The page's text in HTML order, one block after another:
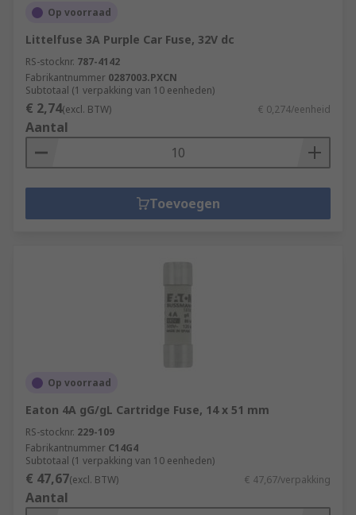
Op voorraad
Littelfuse 3A Purple Car Fuse, 32V dc
RS-stocknr. 787-4142
Fabrikantnummer 0287003.PXCN
Subtotaal (1 verpakking van 10 eenheden)
€ 2,74(excl. BTW) € 0,274/eenheid
Aantal
Toevoegen
Op voorraad
Eaton 4A gG/gL Cartridge Fuse, 14 x 51 mm
RS-stocknr. 229-109
Fabrikantnummer C14G4
Subtotaal (1 verpakking van 10 eenheden)
€ 47,67(excl. BTW) € 47,67/verpakking
Aantal